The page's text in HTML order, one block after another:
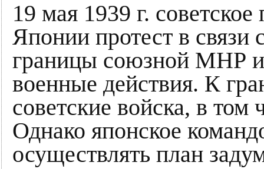
19 мая 1939 г. советское
Японии протест в
границы союзной МНР и
военные действия. К
советские войска, в том
Однако японское
осуществлять план